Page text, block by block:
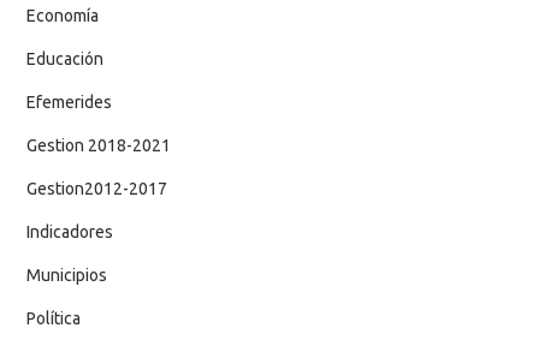
Economía
Educación
Efemerides
Gestion 2018-2021
Gestion2012-2017
Indicadores
Municipios
Política